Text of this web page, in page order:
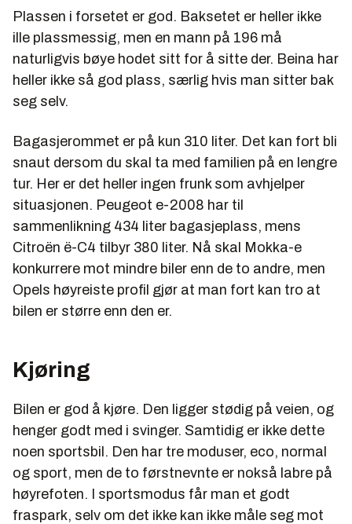
Plassen i forsetet er god. Baksetet er heller ikke
ille plassmessig, men en mann på 196 må
naturligvis bøye hodet sitt for å sitte der. Beina har
heller ikke så god plass, særlig hvis man sitter bak
seg selv.
Bagasjerommet er på kun 310 liter. Det kan fort bli
snaut dersom du skal ta med familien på en lengre
tur. Her er det heller ingen frunk som avhjelper
situasjonen. Peugeot e-2008 har til
sammenlikning 434 liter bagasjeplass, mens
Citroën ë-C4 tilbyr 380 liter. Nå skal Mokka-e
konkurrere mot mindre biler enn de to andre, men
Opels høyreiste profil gjør at man fort kan tro at
bilen er større enn den er.
Kjøring
Bilen er god å kjøre. Den ligger stødig på veien, og
henger godt med i svinger. Samtidig er ikke dette
noen sportsbil. Den har tre moduser, eco, normal
og sport, men de to førstnevnte er nokså labre på
høyrefoten. I sportsmodus får man et godt
fraspark, selv om det ikke kan ikke måle seg mot